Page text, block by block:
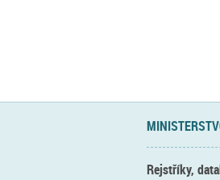
Rejstříky,